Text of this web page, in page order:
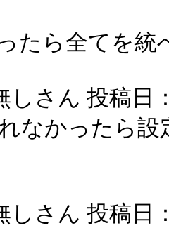
たら全てを
しさん 投稿日
なかったら
しさん 投稿日